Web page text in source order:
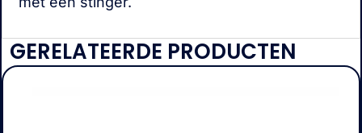
GERELATEERDE PRODUCTEN